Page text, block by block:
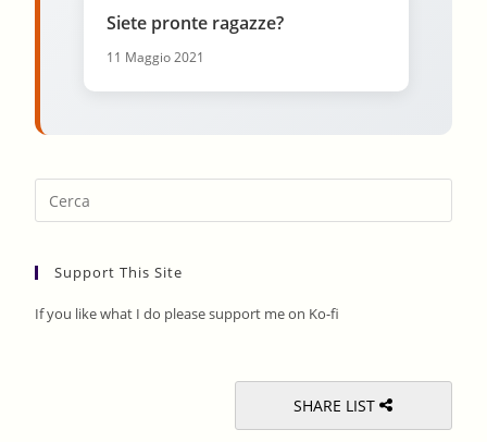
Siete pronte ragazze?
11 Maggio 2021
Support This Site
If you like what I do please support me on Ko-fi
SHARE LIST